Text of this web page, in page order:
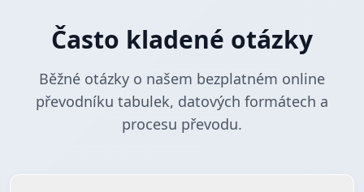
Často kladené otázky
Běžné otázky o našem bezplatném online
převodníku tabulek, datových formátech a
procesu převodu.